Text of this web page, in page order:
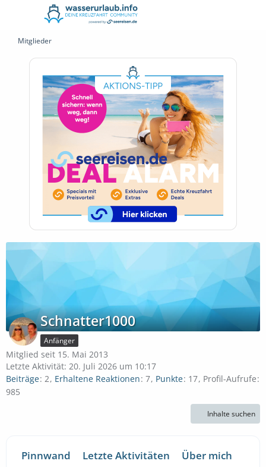
Mitglieder
Schnatter1000
Anfänger
Mitglied seit 15. Mai 2013
Letzte Aktivität: 20. Juli 2026 um 10:17
Beiträge 2 Erhaltene Reaktionen 7 Punkte 17 Profil-Aufrufe
985
Inhalte suchen
Pinnwand Letzte Aktivitäten Über mich